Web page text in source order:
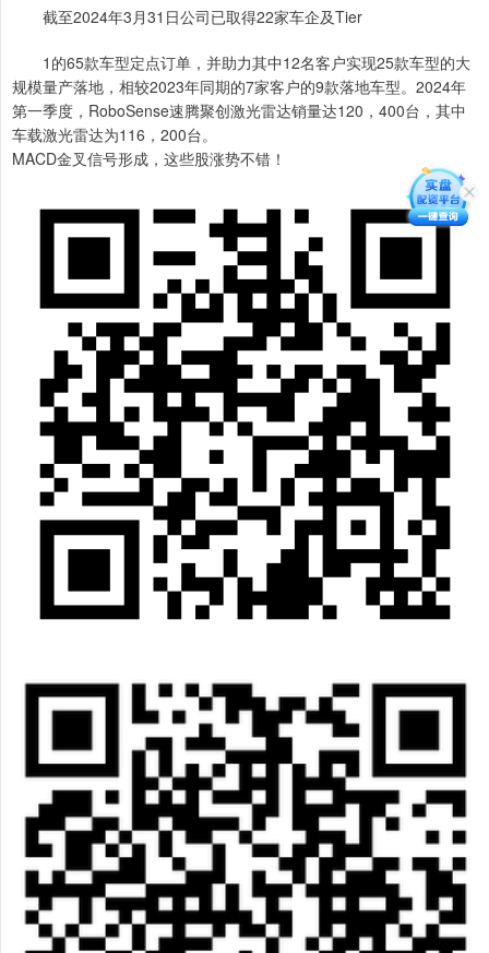
截至2024年3月31日公司已取得22家车企及Tier
1的65款车型定点订单，并助力其中12名客户实现25款车型的大
规模量产落地，相较2023年同期的7家客户的9款落地车型。2024年
第一季度，RoboSense速腾聚创激光雷达销量达120，400台，其中
车载激光雷达为116，200台。
MACD金叉信号形成，这些股涨势不错！